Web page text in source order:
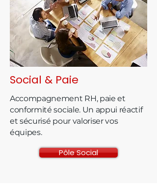
Social & Paie
Accompagnement RH, paie et
conformité sociale. Un appui réactif
et sécurisé pour valoriser vos
équipes.
Pôle Social